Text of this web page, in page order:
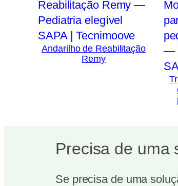
Andarilho de Reabilitação
Remy
Precisa de uma
Se precisa de uma